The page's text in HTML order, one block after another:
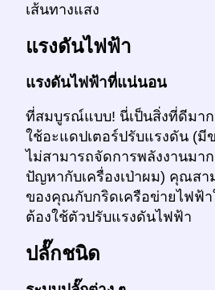
เส้นทางแสง
แรงดันไฟฟ้า
แรงดันไฟฟ้าที่แน่นอน
ที่สมบูรณ์แบบ! นี่เป็นสิ่งที่ดีมา
ใช้อะแดปเตอร์ปรับแรงดัน (
ไม่สามารถจัดการพลังงานมา
ปัญหากับเครื่องเป่าผม) คุณสา
ของคุณกับกริดเครือข่ายไฟฟ้า
ต้องใช้ตัวปรับแรงดันไฟฟ้า
ปลั๊กชนิด